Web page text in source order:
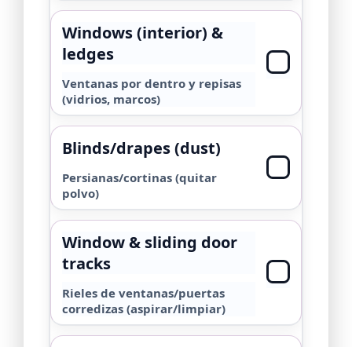
Windows (interior) &
ledges
Ventanas por dentro y repisas
(vidrios, marcos)
Blinds/drapes (dust)
Persianas/cortinas (quitar
polvo)
Window & sliding door
tracks
Rieles de ventanas/puertas
corredizas (aspirar/limpiar)